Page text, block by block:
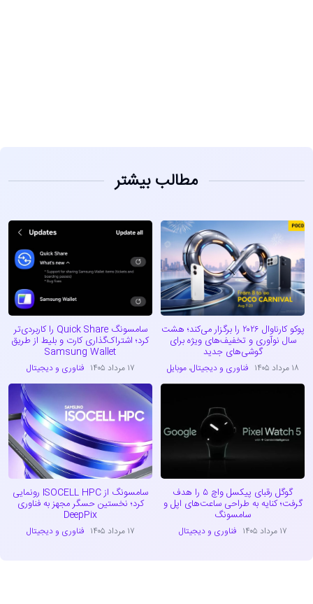
مطالب بیشتر
پوکو کارناوال ۲۰۲۶ را برگزار می‌کند؛ هشت
سال نوآوری و تخفیف‌های ویژه برای
گوشی‌های جدید
۱۸ مرداد ۱۴۰۵ فناوری و دیجیتال،موبایل
سامسونگ Quick Share را کاربردی‌تر
کرد؛ اشتراک‌گذاری کارت و بلیط از طریق
Samsung Wallet
۱۷ مرداد ۱۴۰۵ فناوری و دیجیتال
گوگل رقبای پیکسل واچ ۵ را هدف
گرفت؛ کنایه به طراحی ساعت‌های اپل و
سامسونگ
۱۷ مرداد ۱۴۰۵ فناوری و دیجیتال
سامسونگ از ISOCELL HPC رونمایی
کرد؛ نخستین حسگر مجهز به فناوری
DeepPix
۱۷ مرداد ۱۴۰۵ فناوری و دیجیتال